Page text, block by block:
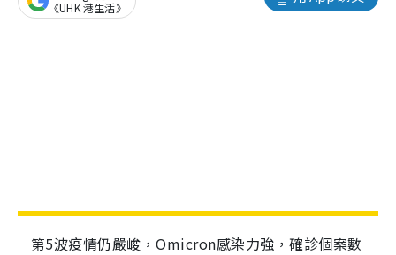
《UHK 港生活》
第5波疫情仍嚴峻，Omicron感染力強，確診個案數